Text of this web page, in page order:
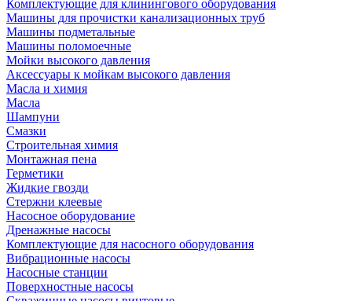
Комплектующие для клинингового оборудования
Машины для прочистки канализационных труб
Машины подметальные
Машины поломоечные
Мойки высокого давления
Аксессуары к мойкам высокого давления
Масла и химия
Масла
Шампуни
Смазки
Строительная химия
Монтажная пена
Герметики
Жидкие гвозди
Стержни клеевые
Насосное оборудование
Дренажные насосы
Комплектующие для насосного оборудования
Вибрационные насосы
Насосные станции
Поверхностные насосы